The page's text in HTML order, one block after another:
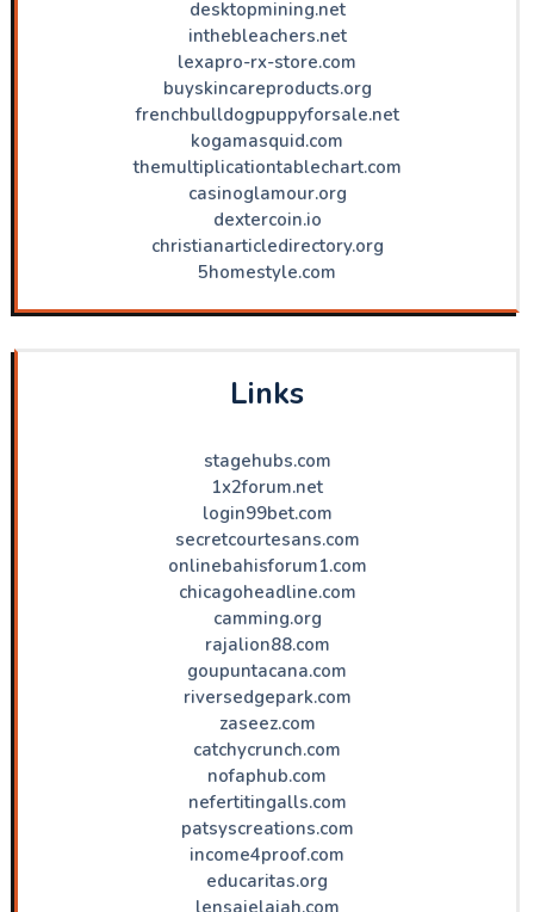
desktopmining.net
inthebleachers.net
lexapro-rx-store.com
buyskincareproducts.org
frenchbulldogpuppyforsale.net
kogamasquid.com
themultiplicationtablechart.com
casinoglamour.org
dextercoin.io
christianarticledirectory.org
5homestyle.com
Links
stagehubs.com
1x2forum.net
login99bet.com
secretcourtesans.com
onlinebahisforum1.com
chicagoheadline.com
camming.org
rajalion88.com
goupuntacana.com
riversedgepark.com
zaseez.com
catchycrunch.com
nofaphub.com
nefertitingalls.com
patsyscreations.com
income4proof.com
educaritas.org
lensajelajah.com